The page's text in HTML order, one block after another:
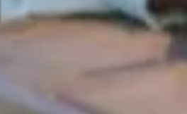
het ontvangen van e-mails van